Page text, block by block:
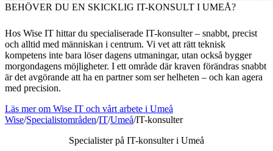
BEHÖVER DU EN SKICKLIG IT-KONSULT I UMEÅ?
Hos Wise IT hittar du specialiserade IT-konsulter – snabbt, precist
och alltid med människan i centrum. Vi vet att rätt teknisk
kompetens inte bara löser dagens utmaningar, utan också bygger
morgondagens möjligheter. I ett område där kraven förändras snabbt
är det avgörande att ha en partner som ser helheten – och kan agera
med precision.
Läs mer om Wise IT och vårt arbete i Umeå
Wise/Specialistområden/IT/Umeå/IT-konsulter
Specialister på IT-konsulter i Umeå